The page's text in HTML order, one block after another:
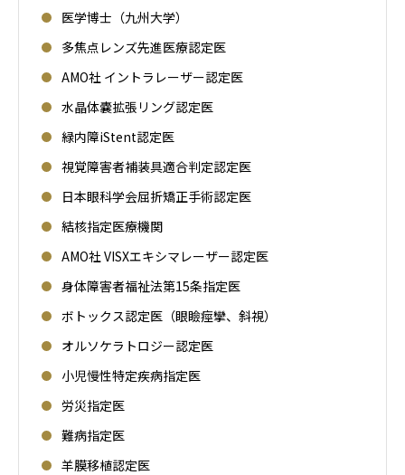
医学博士（九州大学）
多焦点レンズ先進医療認定医
AMO社 イントラレーザー認定医
水晶体嚢拡張リング認定医
緑内障iStent認定医
視覚障害者補装具適合判定認定医
日本眼科学会屈折矯正手術認定医
結核指定医療機関
AMO社 VISXエキシマレーザー認定医
身体障害者福祉法第15条指定医
ボトックス認定医（眼瞼痙攣、斜視）
オルソケラトロジー認定医
小児慢性特定疾病指定医
労災指定医
難病指定医
羊膜移植認定医